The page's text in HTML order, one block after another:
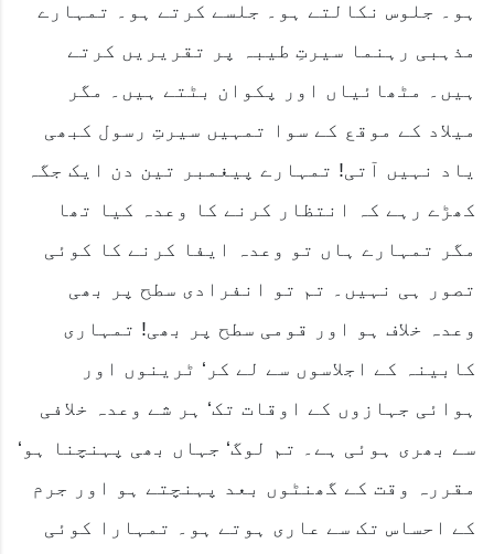
ہو۔ جلوس نکالتے ہو۔ جلسے کرتے ہو۔ تمہارے
مذہبی رہنما سیرتِ طیبہ پر تقریریں کرتے
ہیں۔ مٹھائیاں اور پکوان بٹتے ہیں۔ مگر
میلاد کے موقع کے سوا تمہیں سیرتِ رسول کبھی
یاد نہیں آتی! تمہارے پیغمبر تین دن ایک جگہ
کھڑے رہے کہ انتظار کرنے کا وعدہ کیا تھا
مگر تمہارے ہاں تو وعدہ ایفا کرنے کا کوئی
تصور ہی نہیں۔ تم تو انفرادی سطح پر بھی
وعدہ خلاف ہو اور قومی سطح پر بھی! تمہاری
کابینہ کے اجلاسوں سے لے کر‘ ٹرینوں اور
ہوائی جہازوں کے اوقات تک‘ ہر شے وعدہ خلافی
سے بھری ہوئی ہے۔ تم لوگ‘ جہاں بھی پہنچنا ہو‘
مقررہ وقت کے گھنٹوں بعد پہنچتے ہو اور جرم
کے احساس تک سے عاری ہوتے ہو۔ تمہارا کوئی